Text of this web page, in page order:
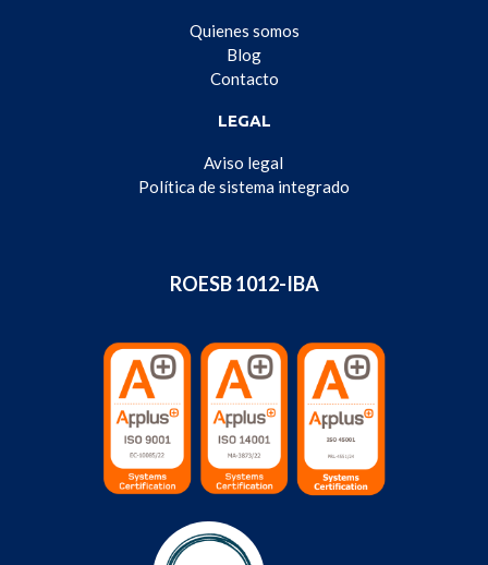
Quienes somos
Blog
Contacto
LEGAL
Aviso legal
Política de sistema integrado
ROESB 1012-IBA